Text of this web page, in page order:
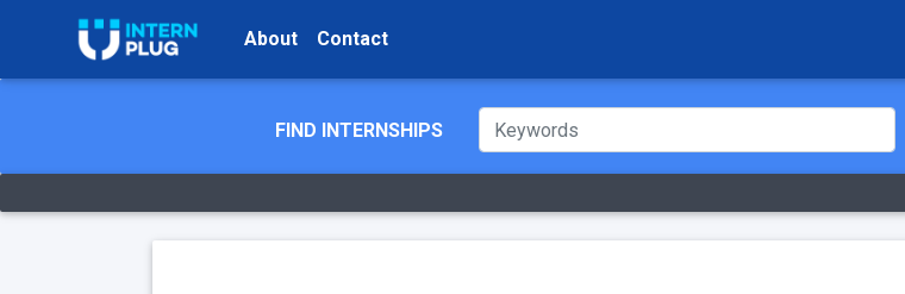
About Contact
FIND INTERNSHIPS